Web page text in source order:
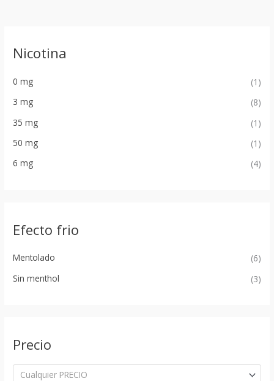
Nicotina
0 mg
(1)
3 mg
(8)
35 mg
(1)
50 mg
(1)
6 mg
(4)
Efecto frio
Mentolado
(6)
Sin menthol
(3)
Precio
Cualquier PRECIO